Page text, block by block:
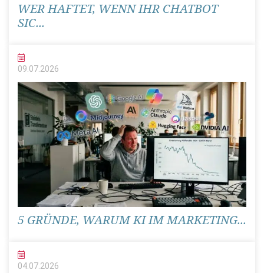
WER HAFTET, WENN IHR CHATBOT
SIC...
09.07.2026
5 GRÜNDE, WARUM KI IM MARKETING...
04.07. 2026